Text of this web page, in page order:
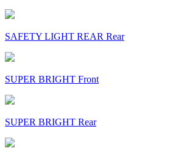
SAFETY LIGHT REAR Rear
SUPER BRIGHT Front
SUPER BRIGHT Rear